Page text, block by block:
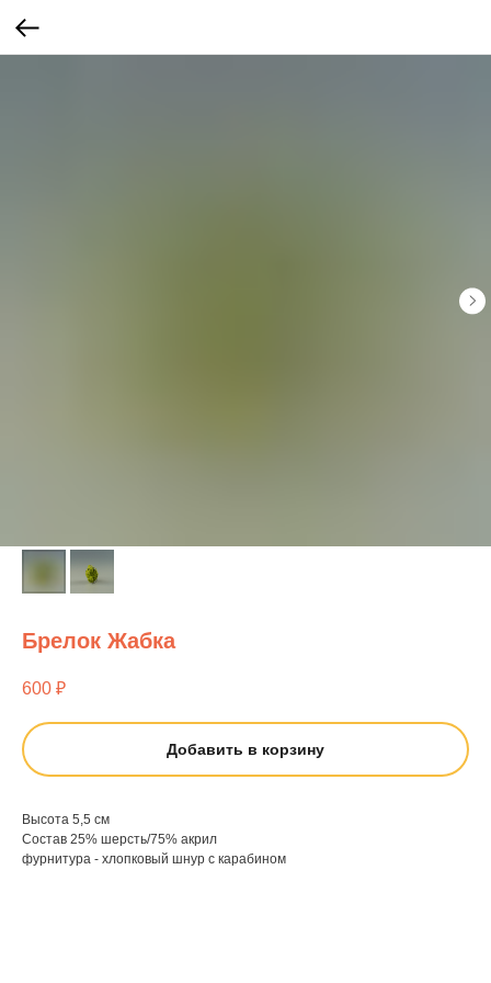
Брелок Жабка
600 ₽
Добавить в корзину
Высота 5,5 см
Состав 25% шерсть/75% акрил
фурнитура - хлопковый шнур с карабином